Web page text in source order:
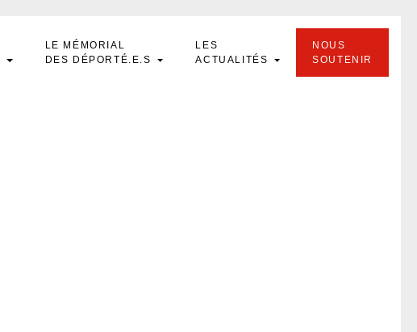
LE MÉMORIAL
DES DÉPORTÉ.E.S
LES
ACTUALITÉS
NOUS
SOUTENIR